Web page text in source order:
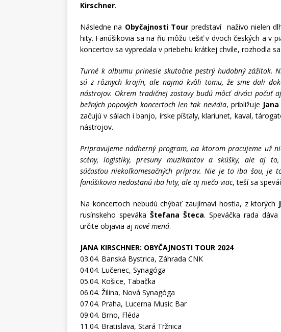
Kirschner.
Následne na Obyčajnosti Tour predstaví naživo nielen
hity. Fanúšikovia sa na ňu môžu tešiť v dvoch českých a v
koncertov sa vypredala v priebehu krátkej chvíle, rozhodla
Turné k albumu prinesie skutočne pestrý hudobný zážitok.
sú z rôznych krajín, ale najmä kvôli tomu, že sme dali
nástrojov. Okrem tradičnej zostavy budú môcť diváci počuť
bežných popových koncertoch len tak nevidia, približuje
začujú v sálach i banjo, írske píšťaly, klariunet, kaval,
nástrojov.
Pripravujeme nádherný program, na ktorom pracujeme už
scény, logistiky, presuny muzikantov a skúšky, ale aj
súčasťou niekoľkomesačných príprav. Nie je to iba šou, je
fanúšikovia nedostanú iba hity, ale aj niečo viac, teší sa
Na koncertoch nebudú chýbať zaujímaví hostia, z ktorých
rusínskeho speváka Štefana Šteca. Speváčka rada
určite objavia aj nové mená.
JANA KIRSCHNER: OBYČAJNOSTI TOUR 2024
03.04. Banská Bystrica, Záhrada CNK
04.04. Lučenec, Synagóga
05.04. Košice, Tabačka
06.04. Žilina, Nová Synagóga
07.04. Praha, Lucerna Music Bar
09.04. Brno, Fléda
11.04. Bratislava, Stará Tržnica